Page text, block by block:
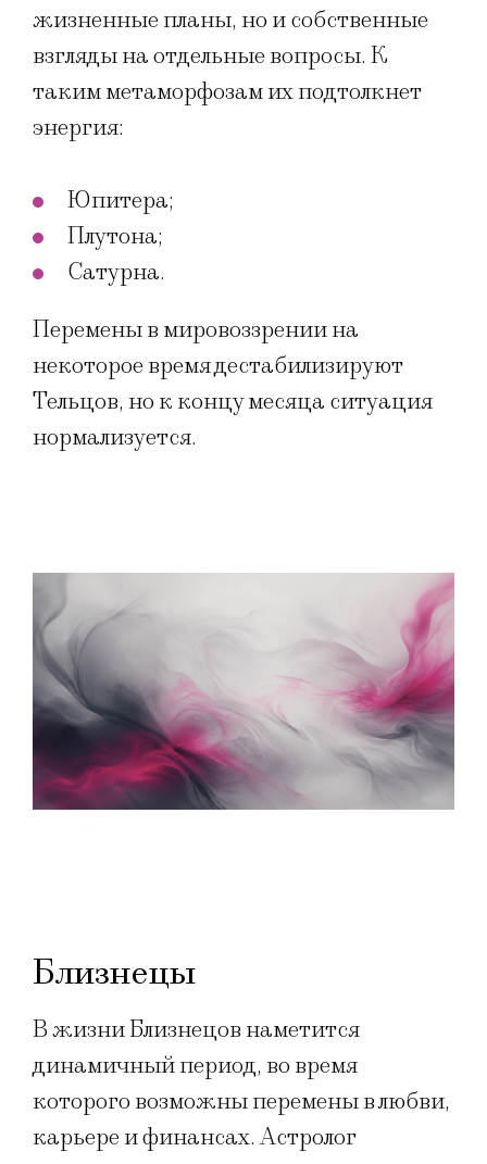
жизненные планы, но и собственные
взгляды на отдельные вопросы. К
таким метаморфозам их подтолкнет
энергия:
Юпитера;
Плутона;
Сатурна.
Перемены в мировоззрении на
некоторое время дестабилизируют
Тельцов, но к концу месяца ситуация
нормализуется.
Близнецы
В жизни Близнецов наметится
динамичный период, во время
которого возможны перемены в любви,
карьере и финансах. Астролог